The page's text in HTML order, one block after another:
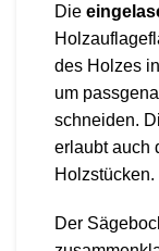
Die
des Holzes
um
schneiden.
erlaubt auch
Holzstücken.
Der